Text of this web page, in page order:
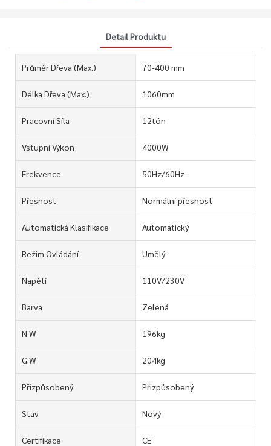
Detail Produktu
Průměr Dřeva (max.) 70-400 mm
Délka Dřeva (max.) 1060mm
Pracovní Síla 12tón
Vstupní Výkon 4000W
Frekvence 50Hz/60Hz
Přesnost Normální přesnost
Automatická Klasifikace Automatický
Režim Ovládání Umělý
Napětí 110V/230V
Barva Zelená
N.W 196kg
G.W 204kg
Přizpůsobený Přizpůsobený
Stav Nový
Certifikace CE